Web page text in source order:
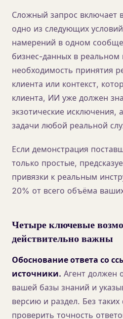
Сложный запрос включает
одно из следующих
намерений в одном
бизнес-данных в реальном
необходимость принятия
клиента или контекст,
клиента, ИИ уже должен
экзотические исключения,
задачи любой реальной
Если демонстрация
только простые,
привязки к реальным
20% от всего объёма
Четыре ключевые
действительно важны
Обоснование ответа со
источники. Агент должен
вашей базы знаний и
версию и раздел. Без
проверить точность